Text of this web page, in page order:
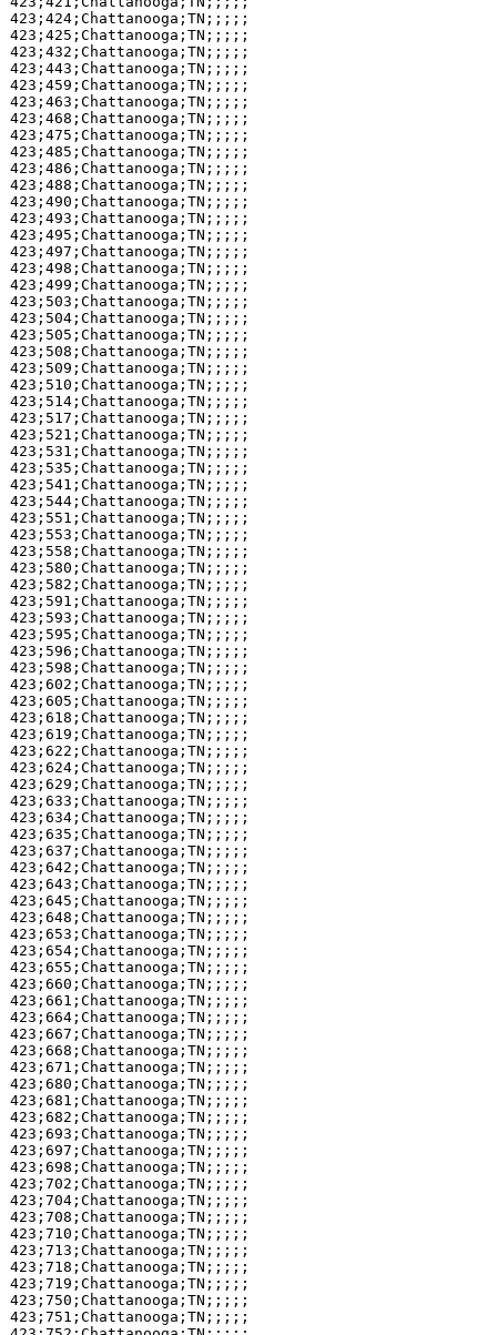
423;424;Chattanooga;TN;;;;;
423;425;Chattanooga;TN;;;;;
423;432;Chattanooga;TN;;;;;
423;443;Chattanooga;TN;;;;;
423;459;Chattanooga;TN;;;;;
423;463;Chattanooga;TN;;;;;
423;468;Chattanooga;TN;;;;;
423;475;Chattanooga;TN;;;;;
423;485;Chattanooga;TN;;;;;
423;486;Chattanooga;TN;;;;;
423;488;Chattanooga;TN;;;;;
423;490;Chattanooga;TN;;;;;
423;493;Chattanooga;TN;;;;;
423;495;Chattanooga;TN;;;;;
423;497;Chattanooga;TN;;;;;
423;498;Chattanooga;TN;;;;;
423;499;Chattanooga;TN;;;;;
423;503;Chattanooga;TN;;;;;
423;504;Chattanooga;TN;;;;;
423;505;Chattanooga;TN;;;;;
423;508;Chattanooga;TN;;;;;
423;509;Chattanooga;TN;;;;;
423;510;Chattanooga;TN;;;;;
423;514;Chattanooga;TN;;;;;
423;517;Chattanooga;TN;;;;;
423;521;Chattanooga;TN;;;;;
423;531;Chattanooga;TN;;;;;
423;535;Chattanooga;TN;;;;;
423;541;Chattanooga;TN;;;;;
423;544;Chattanooga;TN;;;;;
423;551;Chattanooga;TN;;;;;
423;553;Chattanooga;TN;;;;;
423;558;Chattanooga;TN;;;;;
423;580;Chattanooga;TN;;;;;
423;582;Chattanooga;TN;;;;;
423;591;Chattanooga;TN;;;;;
423;593;Chattanooga;TN;;;;;
423;595;Chattanooga;TN;;;;;
423;596;Chattanooga;TN;;;;;
423;598;Chattanooga;TN;;;;;
423;602;Chattanooga;TN;;;;;
423;605;Chattanooga;TN;;;;;
423;618;Chattanooga;TN;;;;;
423;619;Chattanooga;TN;;;;;
423;622;Chattanooga;TN;;;;;
423;624;Chattanooga;TN;;;;;
423;629;Chattanooga;TN;;;;;
423;633;Chattanooga;TN;;;;;
423;634;Chattanooga;TN;;;;;
423;635;Chattanooga;TN;;;;;
423;637;Chattanooga;TN;;;;;
423;642;Chattanooga;TN;;;;;
423;643;Chattanooga;TN;;;;;
423;645;Chattanooga;TN;;;;;
423;648;Chattanooga;TN;;;;;
423;653;Chattanooga;TN;;;;;
423;654;Chattanooga;TN;;;;;
423;655;Chattanooga;TN;;;;;
423;660;Chattanooga;TN;;;;;
423;661;Chattanooga;TN;;;;;
423;664;Chattanooga;TN;;;;;
423;667;Chattanooga;TN;;;;;
423;668;Chattanooga;TN;;;;;
423;671;Chattanooga;TN;;;;;
423;680;Chattanooga;TN;;;;;
423;681;Chattanooga;TN;;;;;
423;682;Chattanooga;TN;;;;;
423;693;Chattanooga;TN;;;;;
423;697;Chattanooga;TN;;;;;
423;698;Chattanooga;TN;;;;;
423;702;Chattanooga;TN;;;;;
423;704;Chattanooga;TN;;;;;
423;708;Chattanooga;TN;;;;;
423;710;Chattanooga;TN;;;;;
423;713;Chattanooga;TN;;;;;
423;718;Chattanooga;TN;;;;;
423;719;Chattanooga;TN;;;;;
423;750;Chattanooga;TN;;;;;
423;751;Chattanooga;TN;;;;;